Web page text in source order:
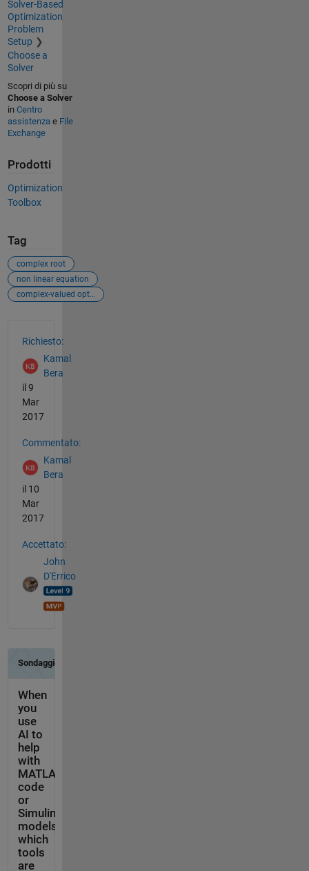
Solver-Based
Optimization
Problem
Setup
Choose a
Solver
Scopri di più su
Choose a Solver
in Centro
assistenzae File
Exchange
Prodotti
Optimization
Toolbox
Tag
complex root
non linear equation
complex-valued optimization
Richiesto:
Kamal
Bera
il 9
Mar
2017
Commentato:
Kamal
Bera
il 10
Mar
2017
Accettato:
John
D'Errico